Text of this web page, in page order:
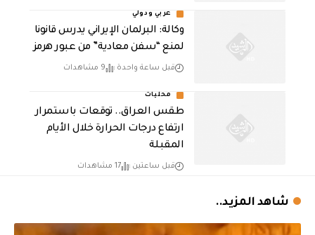
عربي ودولي
وكالة: البرلمان الإيراني يدرس قانونا
لمنع “سفن معادية” من عبور هرمز
قبل ساعة واحدة 9 مشاهدات
محليات
طقس العراق.. توقعات باستمرار
ارتفاع درجات الحرارة خلال الأيام
المقبلة
قبل ساعتين 17 مشاهدات
شاهد المزيد..